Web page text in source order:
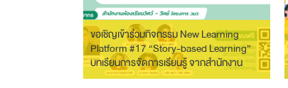
ขอเชิญเข้าร่วมกิจกรรม New Learning
Platform #17 “Story-based Learning”
บทเรียนการจัดการเรียนรู้ จากสำนักงาน
ห้องเรียน วิศว์-วิทย์